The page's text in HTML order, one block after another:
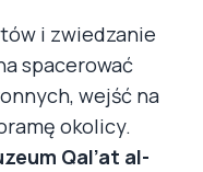
i zwiedzanie
spacerować
wejść na
okolicy.
Qal’at al-